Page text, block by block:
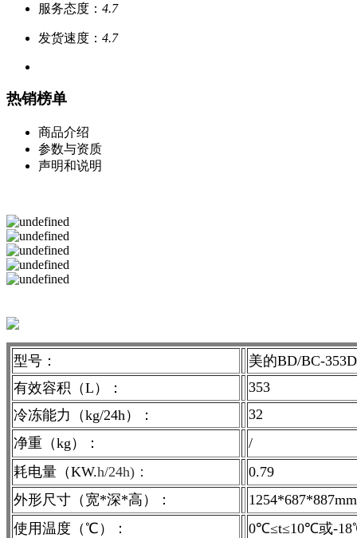
服务态度： 4.7
发货速度： 4.7
热销榜单
商品介绍
参数与资质
声明和说明
型号：
美的BD/BC-
有效容积（L）：
353
冷冻能力（kg/24h）：
32
净重（kg）：
/
耗电量（KW.h/24h)：
0.79
外形尺寸（宽*深*高）：
1254*687*887mm
使用温度（℃）：
0℃≤t≤10℃或-18